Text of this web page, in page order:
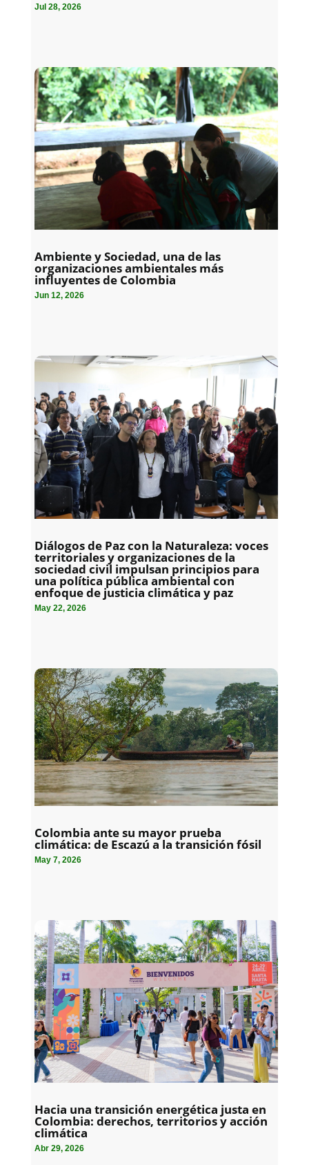
Jul 28, 2026
Ambiente y Sociedad, una de las
organizaciones ambientales más
influyentes de Colombia
Jun 12, 2026
Diálogos de Paz con la Naturaleza: voces
territoriales y organizaciones de la
sociedad civil impulsan principios para
una política pública ambiental con
enfoque de justicia climática y paz
May 22, 2026
Colombia ante su mayor prueba
climática: de Escazú a la transición fósil
May 7, 2026
Hacia una transición energética justa en
Colombia: derechos, territorios y acción
climática
Abr 29, 2026